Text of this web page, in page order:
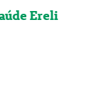
Ereli